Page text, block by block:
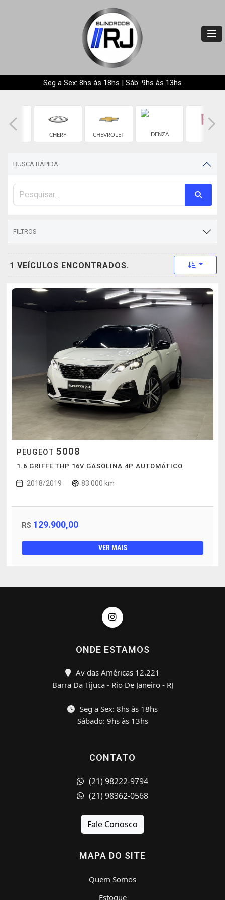
Seg a Sex: 8hs às 18hs | Sáb: 9hs às 13hs
BYD
CHERY
CHEVROLET DENZA
BUSCA RÁPIDA
FILTROS
1 VEÍCULOS ENCONTRADOS. Toggle
PEUGEOT 5008
1.6 GRIFFE THP 16V GASOLINA 4P AUTOMÁTICO
2018/2019 83.000 km
R$ 129.900,00
VER MAIS
ONDE ESTAMOS
Av das Américas 12.221
Barra Da Tijuca - Rio De Janeiro - RJ
Seg a Sex: 8hs às 18hs
Sábado: 9hs às 13hs
CONTATO
(21) 98222-9794
(21) 98362-0568
Fale Conosco
MAPA DO SITE
Quem Somos
Estoque